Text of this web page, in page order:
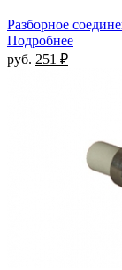
Разборное
Подробнее
руб. 251 ₽